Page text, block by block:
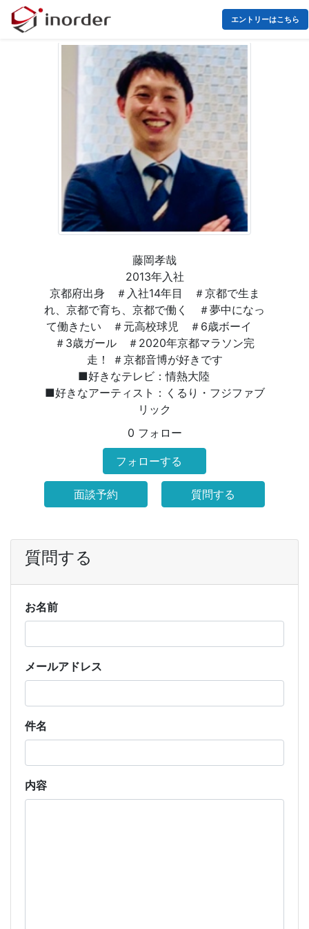
エントリーはこちら
藤岡孝哉
2013年入社
京都府出身 ＃入社14年目 ＃京都で生ま
れ、京都で育ち、京都で働く ＃夢中になっ
て働きたい ＃元高校球児 ＃6歳ボーイ
＃3歳ガール ＃2020年京都マラソン完
走！ ＃京都音博が好きです
■好きなテレビ：情熱大陸
■好きなアーティスト：くるり・フジファブ
リック
0 フォロー
フォローする
面談予約 質問する
質問する
お名前
メールアドレス
件名
内容